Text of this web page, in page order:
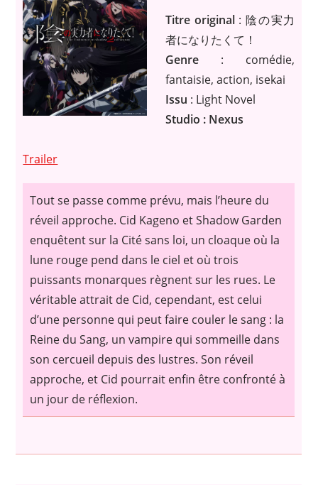
Titre original: 陰の実力
者になりたくて！
Genre: comédie,
fantaisie, action, isekai
Issu : Light Novel
Studio : Nexus
Trailer
Tout se passe comme prévu, mais l’heure du
réveil approche. Cid Kageno et Shadow Garden
enquêtent sur la Cité sans loi, un cloaque où la
lune rouge pend dans le ciel et où trois
puissants monarques règnent sur les rues. Le
véritable attrait de Cid, cependant, est celui
d’une personne qui peut faire couler le sang : la
Reine du Sang, un vampire qui sommeille dans
son cercueil depuis des lustres. Son réveil
approche, et Cid pourrait enfin être confronté à
un jour de réflexion.